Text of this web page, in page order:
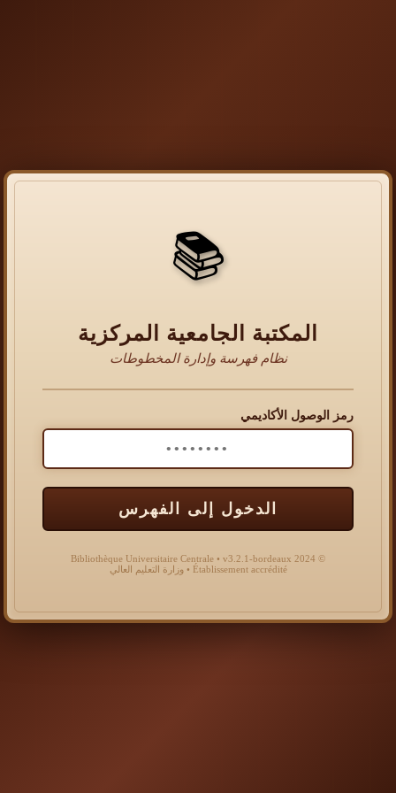
📚
المكتبة الجامعية المركزية
نظام فهرسة وإدارة المخطوطات
رمز الوصول الأكاديمي
الدخول إلى الفهرس
© 2024 Bibliothèque Universitaire Centrale • v3.2.1-bordeaux
Établissement accrédité • وزارة التعليم العالي